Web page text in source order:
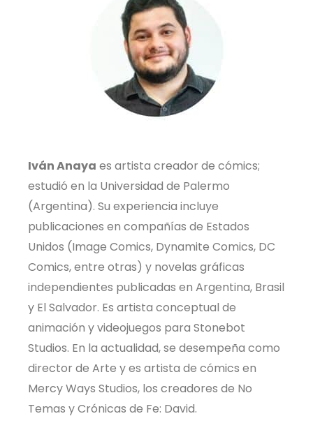
Iván Anaya es artista creador de cómics;
estudió en la Universidad de Palermo
(Argentina). Su experiencia incluye
publicaciones en compañías de Estados
Unidos (Image Comics, Dynamite Comics, DC
Comics, entre otras) y novelas gráficas
independientes publicadas en Argentina, Brasil
y El Salvador. Es artista conceptual de
animación y videojuegos para Stonebot
Studios. En la actualidad, se desempeña como
director de Arte y es artista de cómics en
Mercy Ways Studios, los creadores de No
Temas y Crónicas de Fe: David.